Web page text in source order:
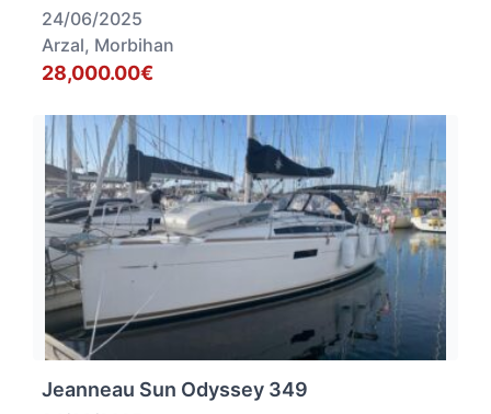
24/06/2025
Arzal, Morbihan
28,000.00€
Jeanneau Sun Odyssey 349